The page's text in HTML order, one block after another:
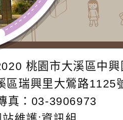
桃園市大溪區中興
區瑞興里大鶯路1125
真：03-3906973